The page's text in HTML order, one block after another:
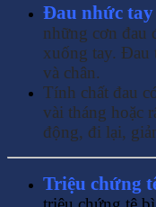
Đau nhức tay
những cơn đau
xuống tay. Đau
và chân.
Tính chất đau
vài tháng hoặc
động, đi lại,
Triệu chứng